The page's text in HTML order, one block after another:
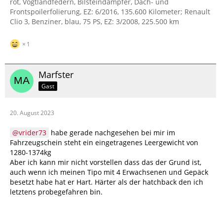
Frontspoilerfolierung, EZ: 6/2016, 135.600 Kilometer; Renault
Clio 3, Benziner, blau, 75 PS, EZ: 3/2008, 225.500 km
1
Marfster
Gast
20. August 2023
vrider73 habe gerade nachgesehen bei mir im
Fahrzeugschein steht ein eingetragenes Leergewicht von
1280-1374kg
Aber ich kann mir nicht vorstellen dass das der Grund ist,
auch wenn ich meinen Tipo mit 4 Erwachsenen und Gepäck
besetzt habe hat er Hart. Härter als der hatchback den ich
letztens probegefahren bin.